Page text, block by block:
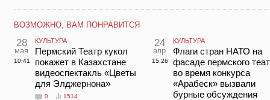
ВОЗМОЖНО, ВАМ ПОНРАВИТСЯ
28
мая
10:41
КУЛЬТУРА
Пермский Театр кукол
покажет в Казахстане
видеоспектакль «Цветы
для Элджернона»
0 1514
24
апр
15:26
КУЛЬТУРА
Флаги стран НАТО на
фасаде пермского
во время конкурса
«Арабеск» вызвали
бурные обсуждения